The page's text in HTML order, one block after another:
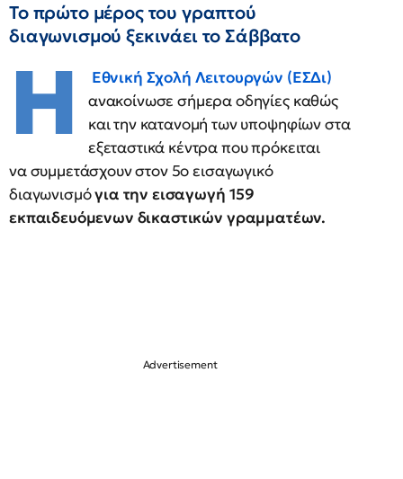
Το πρώτο μέρος του γραπτού
διαγωνισμού ξεκινάει το Σάββατο
Η
Εθνική Σχολή Λειτουργών (ΕΣΔι)
ανακοίνωσε σήμερα οδηγίες καθώς
και την κατανομή των υποψηφίων στα
εξεταστικά κέντρα που πρόκειται
να συμμετάσχουν στον 5ο εισαγωγικό
διαγωνισμόγια την εισαγωγή 159
εκπαιδευόμενων δικαστικών γραμματέων.